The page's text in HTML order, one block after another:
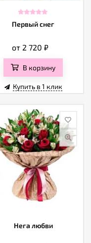
Первый снег
от 2 720₽
В корзину
Купить в 1 клик
Нега любви